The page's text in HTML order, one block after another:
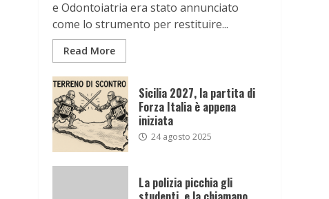
e Odontoiatria era stato annunciato
come lo strumento per restituire...
Read More
Sicilia 2027, la partita di
Forza Italia è appena
iniziata
24 agosto 2025
La polizia picchia gli